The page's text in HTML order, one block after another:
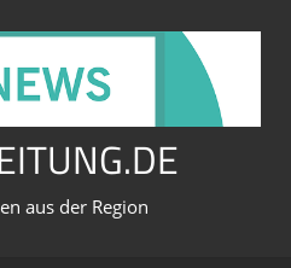
aus der Region